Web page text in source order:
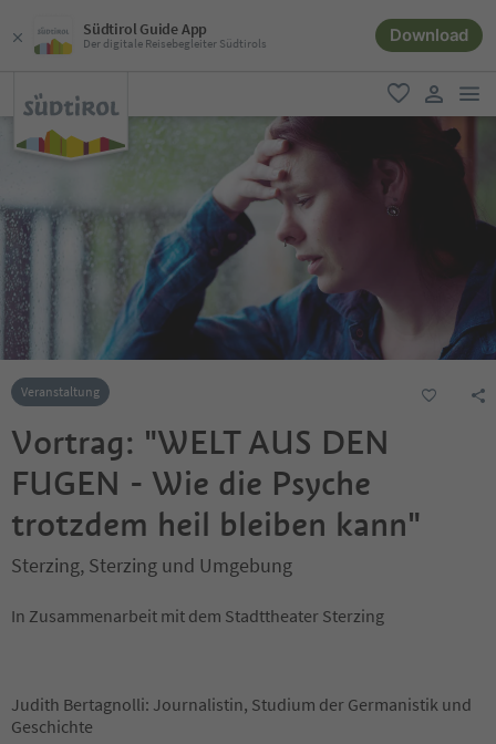
Südtirol Guide App
Der digitale Reisebegleiter Südtirols Download
favorit
user link
Veranstaltung
Vortrag: "WELT AUS DEN
FUGEN - Wie die Psyche
trotzdem heil bleiben kann"
Sterzing, Sterzing und Umgebung
In Zusammenarbeit mit dem Stadttheater Sterzing
Judith Bertagnolli: Journalistin, Studium der Germanistik und
Geschichte